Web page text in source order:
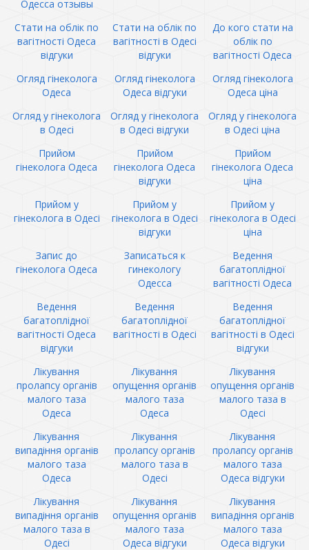
Одесса отзывы
Стати на облік по
вагітності Одеса
відгуки
Стати на облік по
вагітності в Одесі
відгуки
До кого стати на
облік по
вагітності Одеса
Огляд гінеколога
Одеса
Огляд гінеколога
Одеса відгуки
Огляд гінеколога
Одеса ціна
Огляд у гінеколога
в Одесі
Огляд у гінеколога
в Одесі відгуки
Огляд у гінеколога
в Одесі ціна
Прийом
гінеколога Одеса
Прийом
гінеколога Одеса
відгуки
Прийом
гінеколога Одеса
ціна
Прийом у
гінеколога в Одесі
Прийом у
гінеколога в Одесі
відгуки
Прийом у
гінеколога в Одесі
ціна
Запис до
гінеколога Одеса
Записаться к
гинекологу
Одесса
Ведення
багатоплідної
вагітності Одеса
Ведення
багатоплідної
вагітності Одеса
відгуки
Ведення
багатоплідної
вагітності в Одесі
Ведення
багатоплідної
вагітності в Одесі
відгуки
Лікування
пролапсу органів
малого таза
Одеса
Лікування
опущення органів
малого таза
Одеса
Лікування
опущення органів
малого таза в
Одесі
Лікування
випадіння органів
малого таза
Одеса
Лікування
пролапсу органів
малого таза в
Одесі
Лікування
пролапсу органів
малого таза
Одеса відгуки
Лікування
випадіння органів
малого таза в
Одесі
Лікування
опущення органів
малого таза
Одеса відгуки
Лікування
випадіння органів
малого таза
Одеса відгуки